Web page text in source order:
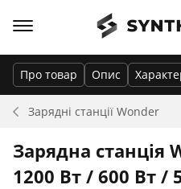
Зарядні станції Wonder
Про товар Опис
Зарядна станція
1200 Вт / 600 Вт /